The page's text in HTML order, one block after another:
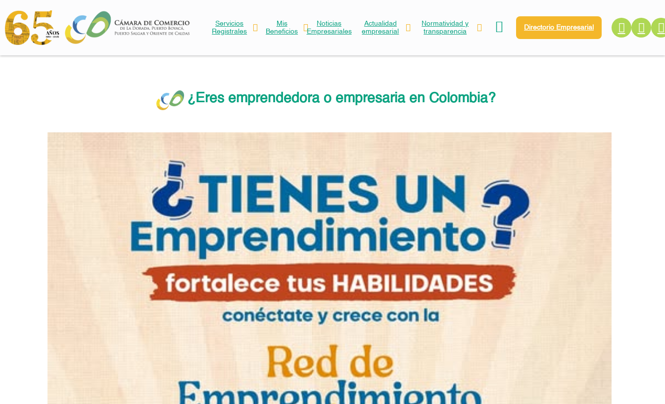
Servicios
Registrales
Mis
Beneficios
Noticias
Empresariales
Actualidad
empresarial
Normatividad y
transparencia
Directorio Empresarial
¿Eres emprendedora o empresaria en Colombia?